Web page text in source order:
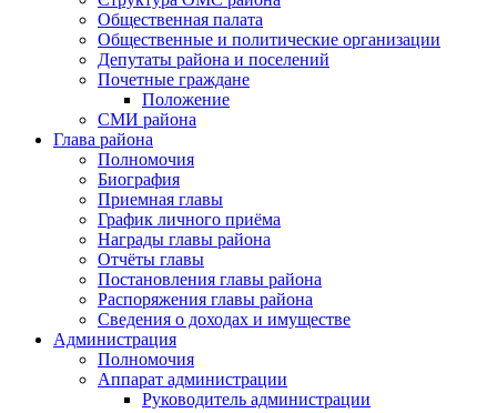
Общественная палата
Общественные и политические организации
Депутаты района и поселений
Почетные граждане
Положение
СМИ района
Глава района
Полномочия
Биография
Приемная главы
График личного приёма
Награды главы района
Отчёты главы
Постановления главы района
Распоряжения главы района
Сведения о доходах и имуществе
Администрация
Полномочия
Аппарат администрации
Руководитель администрации